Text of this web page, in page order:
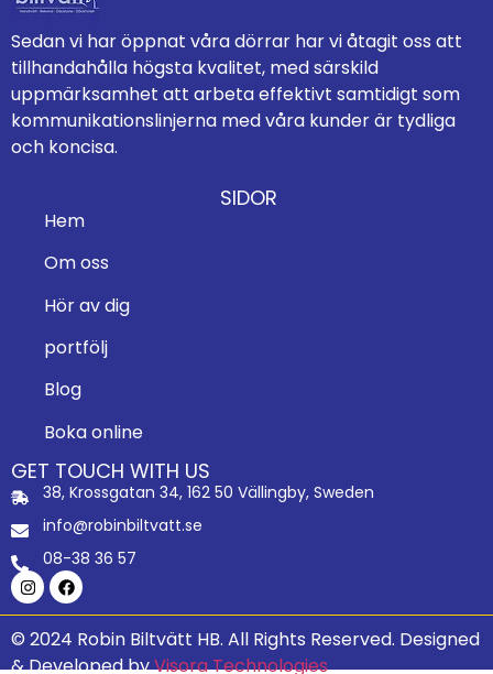
Sedan vi har öppnat våra dörrar har vi åtagit oss att
tillhandahålla högsta kvalitet, med särskild
uppmärksamhet att arbeta effektivt samtidigt som
kommunikationslinjerna med våra kunder är tydliga
och koncisa.
SIDOR
Hem
Om oss
Hör av dig
portfölj
Blog
Boka online
GET TOUCH WITH US
38, Krossgatan 34, 162 50 Vällingby, Sweden
info@robinbiltvatt.se
08-38 36 57
© 2024 Robin Biltvätt HB. All Rights Reserved. Designed
& Developed byVisora Technologies